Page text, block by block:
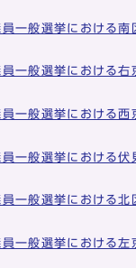
一般選挙における南
一般選挙における右
一般選挙における西
一般選挙における伏
一般選挙における北
一般選挙における左